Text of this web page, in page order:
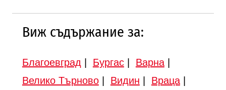
Виж съдържание за:
Благоевград Бургас| Варна|
Велико Търново| Видин Враца|